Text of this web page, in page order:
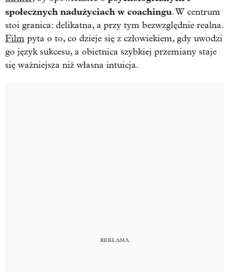
społecznych nadużyciach w coachingu. W centrum
stoi granica: delikatna, a przy tym bezwzględnie realna.
Film pyta o to, co dzieje się z człowiekiem, gdy uwodzi
go język sukcesu, a obietnica szybkiej przemiany staje
się ważniejsza niż własna intuicja.